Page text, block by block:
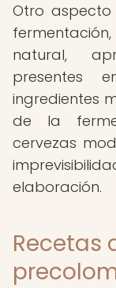
Otro
natural,
presentes
ingredientes
de la
cervezas
elaboración.
Recetas